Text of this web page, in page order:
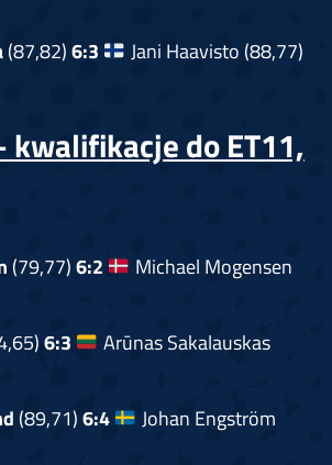
(87,82)6:3 Jani Haavisto (88,77)
kwalifikacje do ET11,
(79,77)6:2
Michael Mogensen
6:3
Arūnas Sakalauskas
(89,71)6:4
Johan Engström